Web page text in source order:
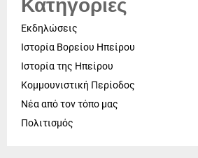
Εκδηλώσεις
Ιστορία Βορείου Ηπείρου
Ιστορία της Ηπείρου
Κομμουνιστική Περίοδος
Νέα από τον τόπο μας
Πολιτισμός